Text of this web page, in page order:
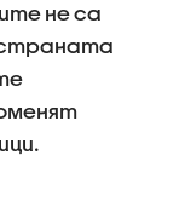
не са